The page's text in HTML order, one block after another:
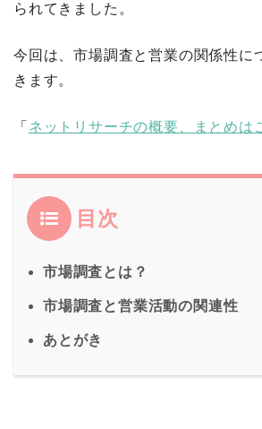
られてきました。
今回は、市場調査と営業の関係性に
きます。
「 ネットリサーチの概要、まとめは
目次
市場調査とは？
市場調査と営業活動の関連性
あとがき